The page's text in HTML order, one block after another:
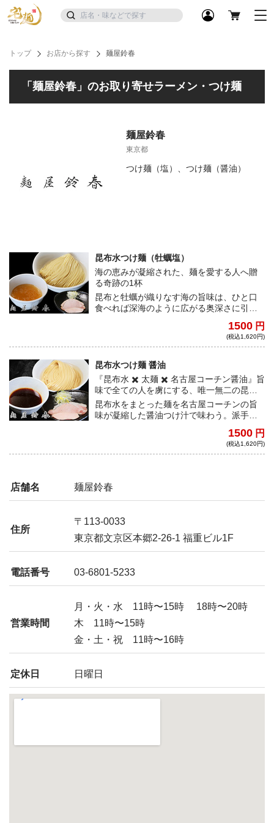
トップ お店から探す 麺屋鈴春
「麺屋鈴春」のお取り寄せラーメン・つけ麺
麺屋鈴春
東京都
つけ麺（塩）、つけ麺（醤油）
昆布水つけ麺（牡蠣塩）
海の恵みが凝縮された、麺を愛する人へ贈
る奇跡の1杯
昆布と牡蠣が織りなす海の旨味は、ひと口
食べれば深海のように広がる奥深さに引き
1500 円
(税込1,620円)
昆布水つけ麺 醤油
『昆布水 ✖️ 太麺 ✖️ 名古屋コーチン醤油』旨
味で全ての人を虜にする、唯一無二の昆布
水つけ麺
昆布水をまとった麺を名古屋コーチンの旨
味が凝縮した醤油つけ汁で味わう。派手さ
1500 円
(税込1,620円)
店舗名 麺屋鈴春
住所
〒113-0033
東京都文京区本郷2-26-1 福重ビル1F
電話番号 03-6801-5233
営業時間
月・火・水 11時〜15時 18時〜20時
木 11時〜15時
金・土・祝 11時〜16時
定休日 日曜日